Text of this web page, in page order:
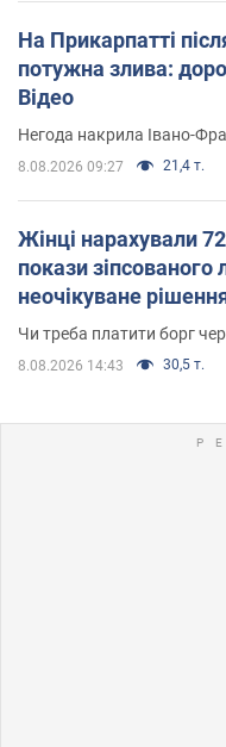
На Прикарпатті
потужна злива:
Відео
Негода накрила Івано-
8.08.2026 09:27 21,4 т.
Жінці нарахували
покази зіпсованого
неочікуване
Чи треба платити борг
8.08.2026 14:43 30,5 т.